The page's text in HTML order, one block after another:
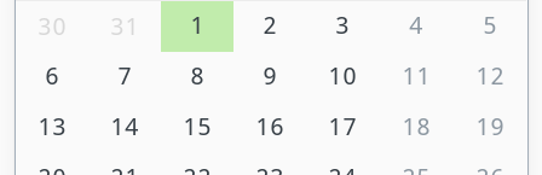
30 31 1 2 3 4
5
6
7 8 9 10 11
12
13
14 15 16 17 18
19